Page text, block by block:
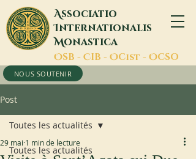
Associatio
Internationalis
Monastica
OSB - CIB - OCist - OCSO
NOUS SOUTENIR
Post
Toutes les actualités
Toutes les actualités
29 mai 1 min de lecture